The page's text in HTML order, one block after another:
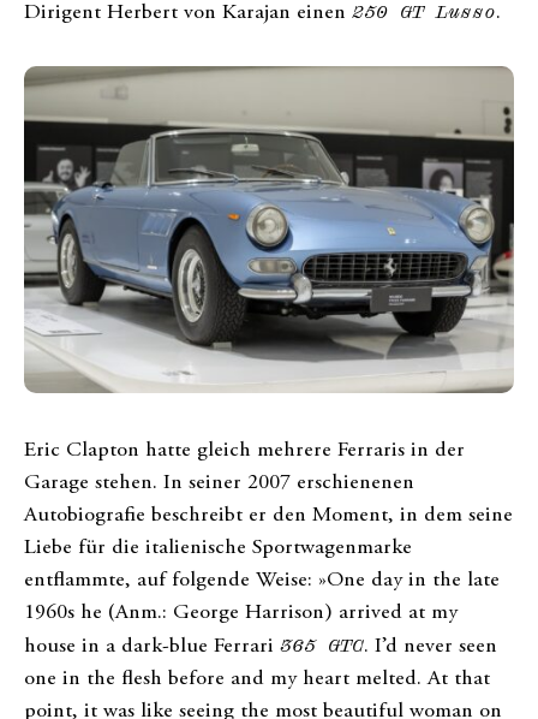
Dirigent Herbert von Karajan einen 250 GT Lusso.
Eric Clapton hatte gleich mehrere Ferraris in der
Garage stehen. In seiner 2007 erschienenen
Autobiografie beschreibt er den Moment, in dem seine
Liebe für die italienische Sportwagenmarke
entflammte, auf folgende Weise: »One day in the late
1960s he (Anm.: George Harrison) arrived at my
house in a dark-blue Ferrari 365 GTC. I’d never seen
one in the flesh before and my heart melted. At that
point, it was like seeing the most beautiful woman on